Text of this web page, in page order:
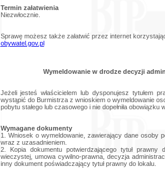
Termin załatwienia
Niezwłocznie.
Sprawę możesz także załatwić przez internet
obywatel.gov.pl
Wymeldowanie w drodze decyzji
Jeżeli jesteś właścicielem lub dysponujesz tytułem
wystąpić do Burmistrza z wnioskiem o wymeldowanie
pobytu stałego lub czasowego i nie dopełniła obowiązku
Wymagane dokumenty
1. Wniosek o wymeldowanie, zawierający dane osoby
wraz z uzasadnieniem.
2. Kopia dokumentu potwierdzającego tytuł
wieczystej, umowa cywilno-prawna, decyzja
inny dokument poświadczający tytuł prawny do lokalu.